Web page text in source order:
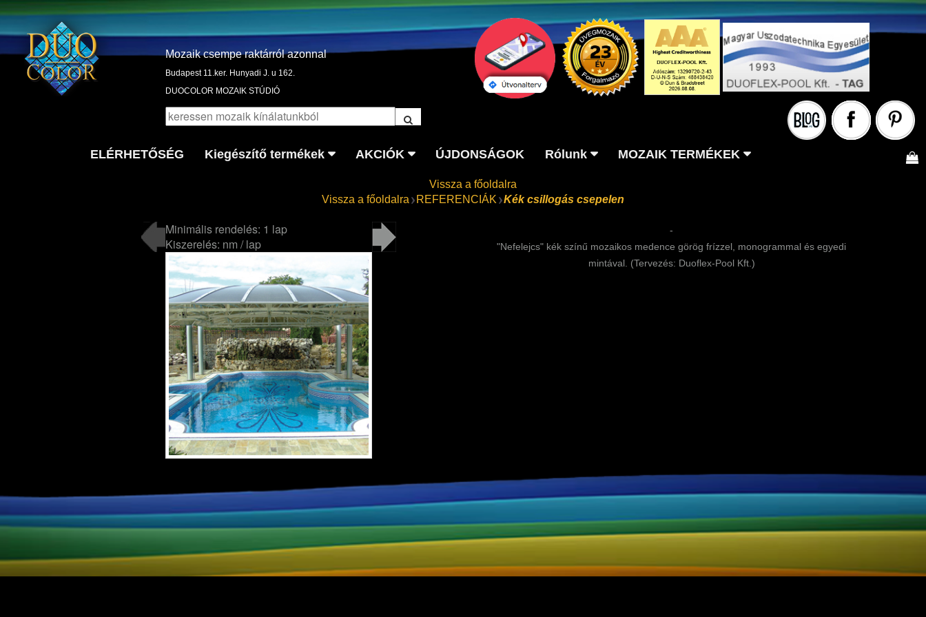
Mozaik csempe raktárról azonnal
Budapest 11.ker. Hunyadi J. u 162.
DUOCOLOR MOZAIK STÚDIÓ
ELÉRHETŐSÉG Kiegészítő termékek AKCIÓK ÚJDONSÁGOK Rólunk MOZAIK TERMÉKEK
Vissza a főoldalra
Vissza a főoldalra
REFERENCIÁK Kék csillogás csepelen
Minimális rendelés: 1 lap
Kiszerelés: nm / lap
-
"Nefelejcs" kék színű mozaikos medence görög frízzel, monogrammal és egyedi
mintával. (Tervezés: Duoflex-Pool Kft.)